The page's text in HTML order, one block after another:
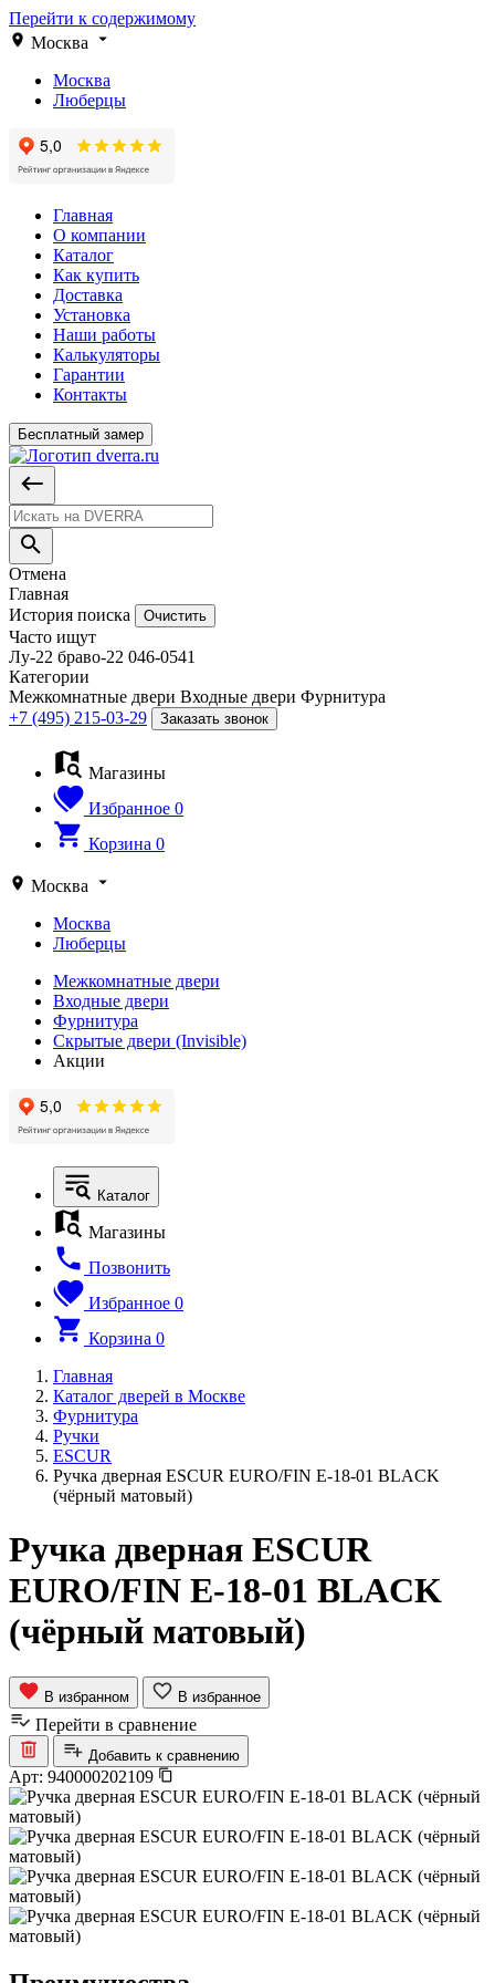
Перейти к содержимому
Москва
Москва
Люберцы
Главная
О компании
Каталог
Как купить
Доставка
Установка
Наши работы
Калькуляторы
Гарантии
Контакты
Бесплатный замер
Отмена
Главная
История поиска
Очистить
Часто ищут
Лу-22 браво-22 046-0541
Категории
Межкомнатные двери Входные двери Фурнитура
+7 (495) 215-03-29
Заказать звонок
Магазины
Избранное 0
Корзина 0
Москва
Москва
Люберцы
Межкомнатные двери
Входные двери
Фурнитура
Скрытые двери (Invisible)
Акции
Каталог
Магазины
Позвонить
Избранное 0
Корзина 0
Главная
Каталог дверей в Москве
Фурнитура
Ручки
ESCUR
Ручка дверная ESCUR EURO/FIN E-18-01 BLACK
(чёрный матовый)
Ручка дверная ESCUR
EURO/FIN E-18-01 BLACK
(чёрный матовый)
В избранном В избранное
Перейти в сравнение
Добавить к сравнению
Арт: 940000202109